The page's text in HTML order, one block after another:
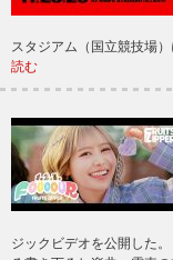
スタジアム（国立競技場
読む
ジックビデオを公開した